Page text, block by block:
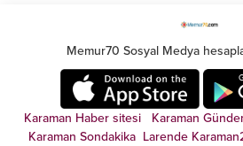
Memur70 Sosyal Medya
Karaman Haber sitesi Karaman
Karaman Sondakika Larende